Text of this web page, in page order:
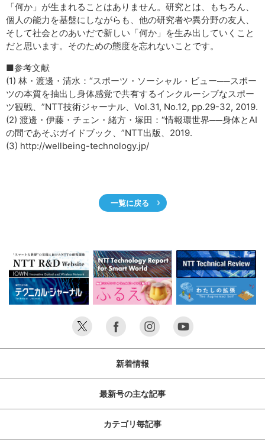
「何か」が生まれることはありません。研究とは、もちろん、
個人の能力を基盤にしながらも、他の研究者や異分野の友人、
そして社会とのあいだで新しい「何か」を生み出していくこと
だと思います。そのための態度を忘れないことです。
■参考文献
(1) 林・渡邊・清水：“スポーツ・ソーシャル・ビュー──スポー
ツの本質を抽出し身体感覚で共有するインクルーシブなスポー
ツ観戦、”NTT技術ジャーナル、Vol.31, No.12, pp.29-32, 2019.
(2) 渡邊・伊藤・チェン・緒方・塚田：“情報環世界──身体とAI
の間であそぶガイドブック、”NTT出版、2019.
(3) http://wellbeing-technology.jp/
一覧に戻る
新着情報
最新号の主な記事
カテゴリ毎記事